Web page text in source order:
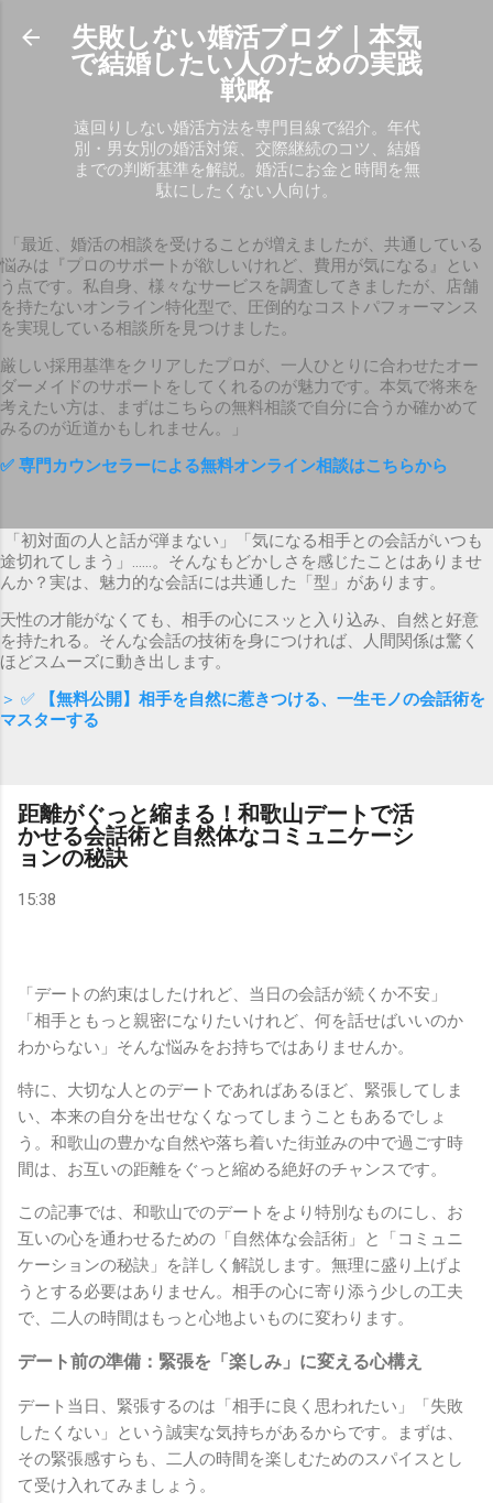
スキップしてメイン コンテンツに移動
失敗しない婚活ブログ｜本気
で結婚したい人のための実践
戦略
遠回りしない婚活方法を専門目線で紹介。年代
別・男女別の婚活対策、交際継続のコツ、結婚
までの判断基準を解説。婚活にお金と時間を無
駄にしたくない人向け。
「最近、婚活の相談を受けることが増えましたが、共通している
悩みは『プロのサポートが欲しいけれど、費用が気になる』とい
う点です。私自身、様々なサービスを調査してきましたが、店舗
を持たないオンライン特化型で、圧倒的なコストパフォーマンス
を実現している相談所を見つけました。
厳しい採用基準をクリアしたプロが、一人ひとりに合わせたオー
ダーメイドのサポートをしてくれるのが魅力です。本気で将来を
考えたい方は、まずはこちらの無料相談で自分に合うか確かめて
みるのが近道かもしれません。」
✅ 専門カウンセラーによる無料オンライン相談はこちらから
「初対面の人と話が弾まない」「気になる相手との会話がいつも
途切れてしまう」……。そんなもどかしさを感じたことはありませ
んか？実は、魅力的な会話には共通した「型」があります。
天性の才能がなくても、相手の心にスッと入り込み、自然と好意
を持たれる。そんな会話の技術を身につければ、人間関係は驚く
ほどスムーズに動き出します。
＞ ✅
【無料公開】相手を自然に惹きつける、一生モノの会話術を
マスターする
距離がぐっと縮まる！和歌山デートで活
かせる会話術と自然体なコミュニケーシ
ョンの秘訣
15:38
「デートの約束はしたけれど、当日の会話が続くか不安」
「相手ともっと親密になりたいけれど、何を話せばいいのか
わからない」そんな悩みをお持ちではありませんか。
特に、大切な人とのデートであればあるほど、緊張してしま
い、本来の自分を出せなくなってしまうこともあるでしょ
う。和歌山の豊かな自然や落ち着いた街並みの中で過ごす時
間は、お互いの距離をぐっと縮める絶好のチャンスです。
この記事では、和歌山でのデートをより特別なものにし、お
互いの心を通わせるための「自然体な会話術」と「コミュニ
ケーションの秘訣」を詳しく解説します。無理に盛り上げよ
うとする必要はありません。相手の心に寄り添う少しの工夫
で、二人の時間はもっと心地よいものに変わります。
デート前の準備：緊張を「楽しみ」に変える心構え
デート当日、緊張するのは「相手に良く思われたい」「失敗
したくない」という誠実な気持ちがあるからです。まずは、
その緊張感すらも、二人の時間を楽しむためのスパイスとし
て受け入れてみましょう。